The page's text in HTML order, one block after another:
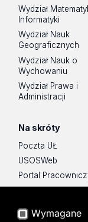
Wydział
Informatyki
Wydział Nauk
Geograficznych
Wydział Nauk o
Wychowaniu
Wydział Prawa i
Administracji
Na skróty
Poczta UŁ
USOSWeb
Portal
Baza Aktów
Moodle
Wymagane